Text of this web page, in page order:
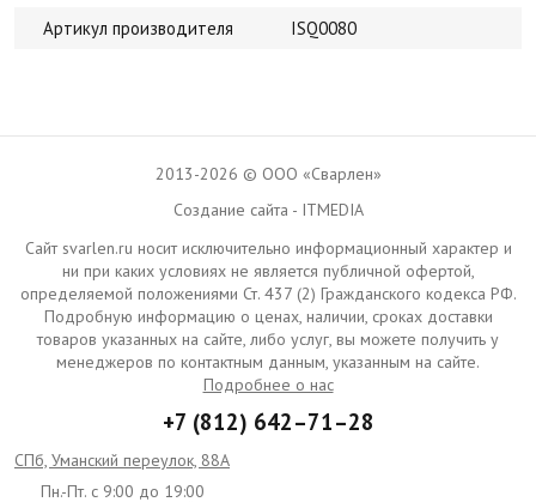
Артикул производителя ISQ0080
2013-2026 © ООО «Сварлен»
Создание сайта - ITMEDIA
Сайт svarlen.ru носит исключительно информационный характер и
ни при каких условиях не является публичной офертой,
определяемой положениями Ст. 437 (2) Гражданского кодекса РФ.
Подробную информацию о ценах, наличии, сроках доставки
товаров указанных на сайте, либо услуг, вы можете получить у
менеджеров по контактным данным, указанным на сайте.
Подробнее о нас
+7 (812) 642–71–28
СПб, Уманский переулок, 88А
Пн.-Пт. с 9:00 до 19:00